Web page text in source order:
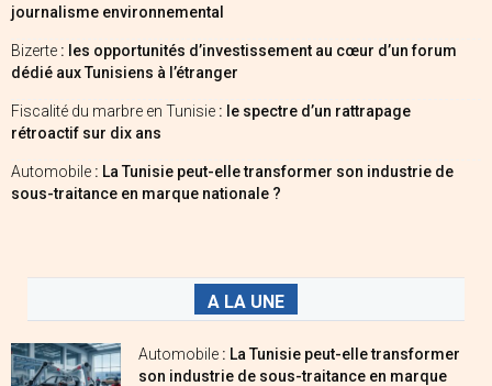
journalisme environnemental
Bizerte : les opportunités d’investissement au cœur d’un forum
dédié aux Tunisiens à l’étranger
Fiscalité du marbre en Tunisie : le spectre d’un rattrapage
rétroactif sur dix ans
Automobile : La Tunisie peut-elle transformer son industrie de
sous-traitance en marque nationale ?
A LA UNE
Automobile : La Tunisie peut-elle transformer
son industrie de sous-traitance en marque